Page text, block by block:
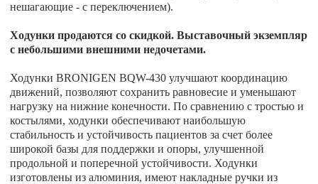
нешагающие - с переключением).
Ходунки продаются со скидкой. Выставочный экземпляр
с небольшими внешними недочетами.
Ходунки BRONIGEN BQW-430 улучшают координацию
движений, позволяют сохранить равновесие и уменьшают
нагрузку на нижние конечности. По сравнению с тростью и
костылями, ходунки обеспечивают наибольшую
стабильность и устойчивость пациентов за счет более
широкой базы для поддержки и опоры, улучшенной
продольной и поперечной устойчивости. Ходунки
изготовлены из алюминия, имеют накладные ручки из